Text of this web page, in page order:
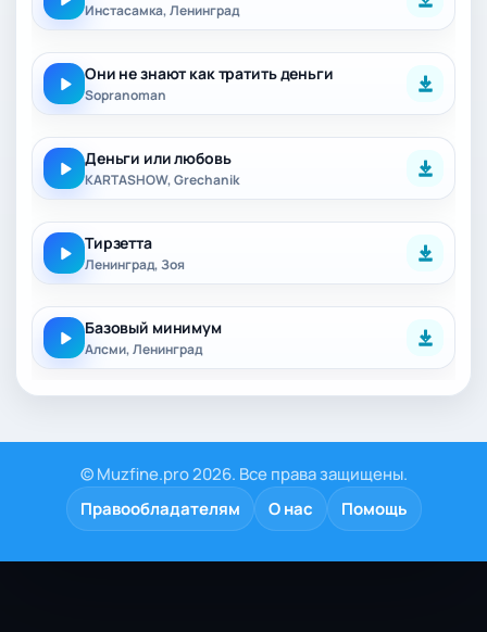
Инстасамка, Ленинград
Они не знают как тратить деньги
Sopranoman
Деньги или любовь
KARTASHOW, Grechanik
Тирзетта
Ленинград, Зоя
Базовый минимум
Алсми, Ленинград
© Muzfine.pro 2026. Все права защищены.
Правообладателям
О нас Помощь